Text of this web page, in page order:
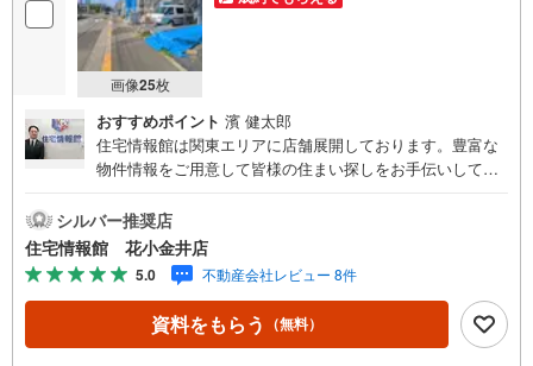
画像25枚
おすすめポイント 濱 健太郎
住宅情報館は関東エリアに店舗展開しております。豊富な
物件情報をご用意して皆様の住まい探しをお手伝いしてお
さい。【営業時間 10:00～19:00 火曜・水曜（祝日の場
合は営業いたします）】「資料請求」「内覧」のお問い合
わせは上記時間内ですとスムーズにご対応が可能です。ス
タッフ一同お客様のお問合せをお待ちしております。【住
宅ローン相談会】開催中無理のない住宅ローンの試算やご
購入の際にかかる諸費用の概算も行っております。しっか
シルバー推奨店
住宅情報館 花小金井店
5.0 不動産会社レビュー 8件
資料をもらう （無料）